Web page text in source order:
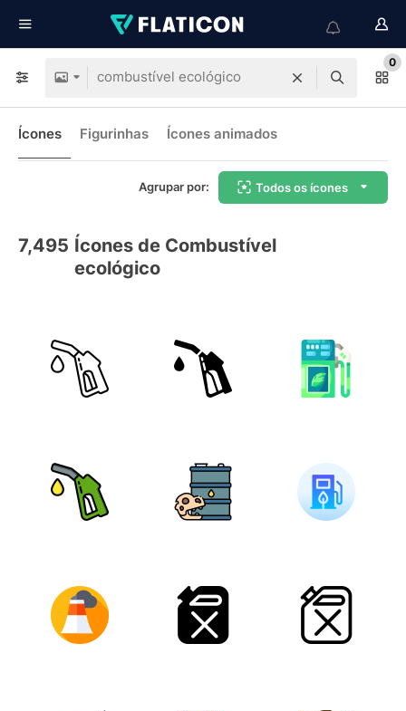
0
Ícones Figurinhas Ícones animados
Agrupar por: Todos os ícones
7,495 Ícones de Combustível
ecológico